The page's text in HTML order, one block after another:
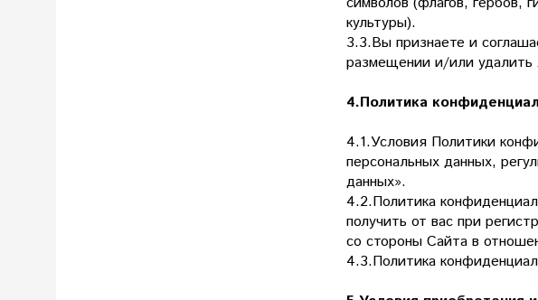
культуры).
3.3.Вы признаете и
размещении и/или удалить
4.Политика
4.1.Условия Политики
персональных данных,
данных».
4.2.Политика
получить от вас при
со стороны Сайта в
4.3.Политика